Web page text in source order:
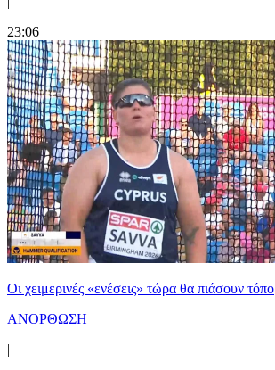
23:06
Οι χειμερινές «ενέσεις» τώρα θα πιάσουν τόπο
ΑΝΟΡΘΩΣΗ
|